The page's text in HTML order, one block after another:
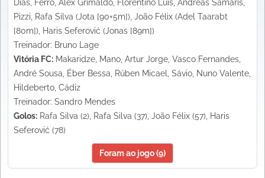
Dias, Ferro, Álex Grimaldo, Florentino Luís, Andreas Samaris,
Pizzi, Rafa Silva (Jota [90+5m]), João Félix (Adel Taarabt
[80m]), Haris Seferović (Jonas [89m])
Treinador: Bruno Lage
Vitória FC: Makaridze, Mano, Artur Jorge, Vasco Fernandes,
André Sousa, Éber Bessa, Rúben Micael, Sávio, Nuno Valente,
Hildeberto, Cádiz
Treinador: Sandro Mendes
Golos: Rafa Silva (2), Rafa Silva (37), João Félix (57), Haris
Seferović (78)
Foram ao jogo (9)